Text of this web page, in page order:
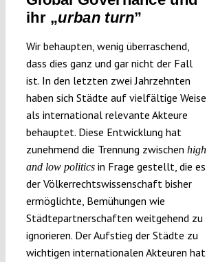
ihr „urban turn”
Wir behaupten, wenig überraschend,
dass dies ganz und gar nicht der Fall
ist. In den letzten zwei Jahrzehnten
haben sich Städte auf vielfältige Weise
als international relevante Akteure
behauptet. Diese Entwicklung hat
zunehmend die Trennung zwischen high
and low politicsin Frage gestellt, die es
der Völkerrechtswissenschaft bisher
ermöglichte, Bemühungen wie
Städtepartnerschaften weitgehend zu
ignorieren. Der Aufstieg der Städte zu
wichtigen internationalen Akteuren hat